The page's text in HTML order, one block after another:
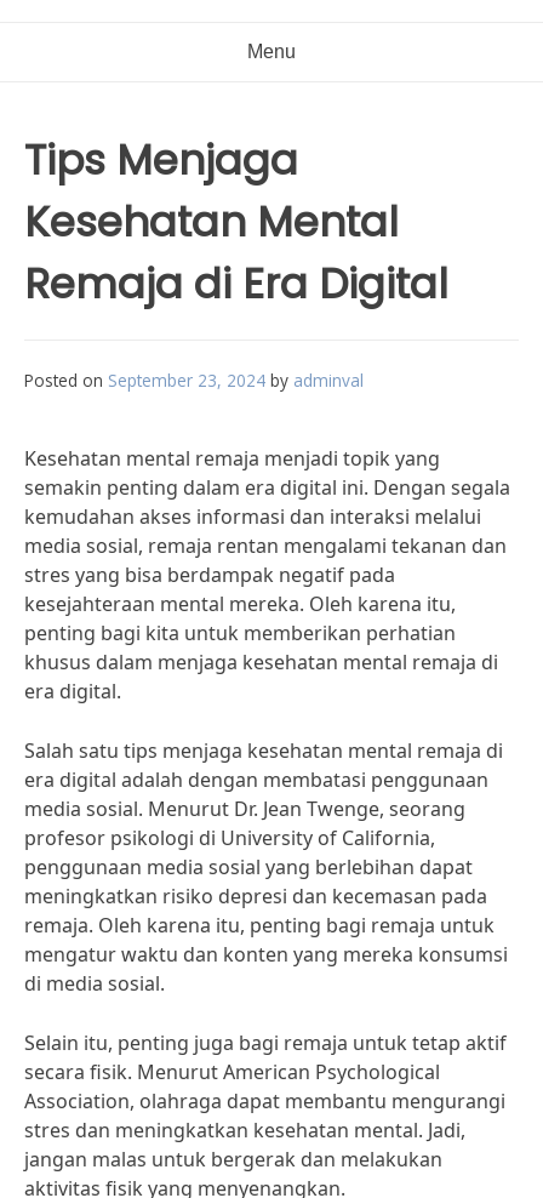
Menu
Tips Menjaga
Kesehatan Mental
Remaja di Era Digital
Posted on September 23, 2024 by adminval
Kesehatan mental remaja menjadi topik yang
semakin penting dalam era digital ini. Dengan segala
kemudahan akses informasi dan interaksi melalui
media sosial, remaja rentan mengalami tekanan dan
stres yang bisa berdampak negatif pada
kesejahteraan mental mereka. Oleh karena itu,
penting bagi kita untuk memberikan perhatian
khusus dalam menjaga kesehatan mental remaja di
era digital.
Salah satu tips menjaga kesehatan mental remaja di
era digital adalah dengan membatasi penggunaan
media sosial. Menurut Dr. Jean Twenge, seorang
profesor psikologi di University of California,
penggunaan media sosial yang berlebihan dapat
meningkatkan risiko depresi dan kecemasan pada
remaja. Oleh karena itu, penting bagi remaja untuk
mengatur waktu dan konten yang mereka konsumsi
di media sosial.
Selain itu, penting juga bagi remaja untuk tetap aktif
secara fisik. Menurut American Psychological
Association, olahraga dapat membantu mengurangi
stres dan meningkatkan kesehatan mental. Jadi,
jangan malas untuk bergerak dan melakukan
aktivitas fisik yang menyenangkan.